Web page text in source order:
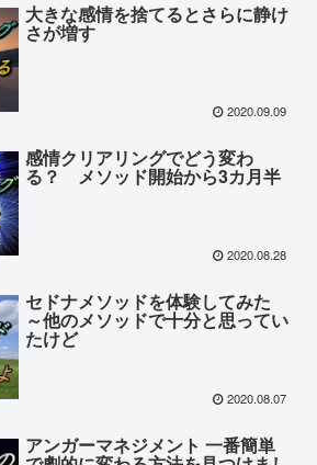
大きな感情を捨てるとさらに静け
さが増す
2020.09.09
感情クリアリングでどう変わ
る？ メソッド開始から3カ月半
2020.08.28
セドナメソッドを体験してみた
～他のメソッドで十分と思ってい
たけど
2020.08.07
アンガーマネジメント 一番簡単